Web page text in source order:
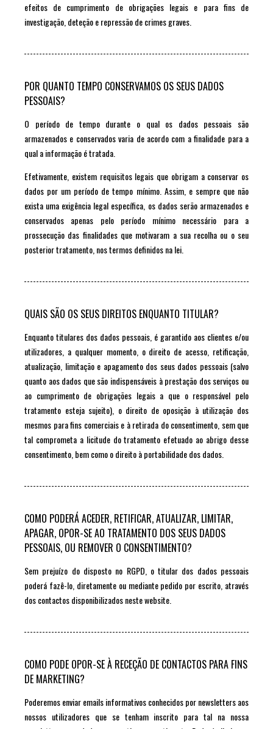
efeitos de cumprimento de obrigações legais e para fins de
investigação, deteção e repressão de crimes graves.
POR QUANTO TEMPO CONSERVAMOS OS SEUS DADOS
PESSOAIS?
O período de tempo durante o qual os dados pessoais são
armazenados e conservados varia de acordo com a finalidade para a
qual a informação é tratada.
Efetivamente, existem requisitos legais que obrigam a conservar os
dados por um período de tempo mínimo. Assim, e sempre que não
exista uma exigência legal específica, os dados serão armazenados e
conservados apenas pelo período mínimo necessário para a
prossecução das finalidades que motivaram a sua recolha ou o seu
posterior tratamento, nos termos definidos na lei.
QUAIS SÃO OS SEUS DIREITOS ENQUANTO TITULAR?
Enquanto titulares dos dados pessoais, é garantido aos clientes e/ou
utilizadores, a qualquer momento, o direito de acesso, retificação,
atualização, limitação e apagamento dos seus dados pessoais (salvo
quanto aos dados que são indispensáveis à prestação dos serviços ou
ao cumprimento de obrigações legais a que o responsável pelo
tratamento esteja sujeito), o direito de oposição à utilização dos
mesmos para fins comerciais e à retirada do consentimento, sem que
tal comprometa a licitude do tratamento efetuado ao abrigo desse
consentimento, bem como o direito à portabilidade dos dados.
COMO PODERÁ ACEDER, RETIFICAR, ATUALIZAR, LIMITAR,
APAGAR, OPOR-SE AO TRATAMENTO DOS SEUS DADOS
PESSOAIS, OU REMOVER O CONSENTIMENTO?
Sem prejuízo do disposto no RGPD, o titular dos dados pessoais
poderá fazê-lo, diretamente ou mediante pedido por escrito, através
dos contactos disponibilizados neste website.
COMO PODE OPOR-SE À RECEÇÃO DE CONTACTOS PARA FINS
DE MARKETING?
Poderemos enviar emails informativos conhecidos por newsletters aos
nossos utilizadores que se tenham inscrito para tal na nossa